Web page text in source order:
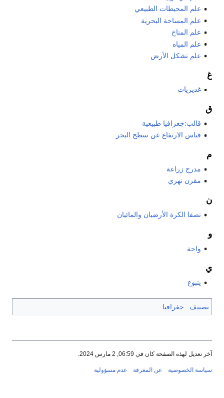
علم المحيطات الطبيعي
علم المساحة البحرية
علم المناخ
علم المياه
علم تشكل الأرض
غ
غديريات
ق
قالب:جغرافيا طبيعية
قياس الارتفاع عن سطح البحر
م
مدرج زراعة
مقرن نهري
ن
نصفا الكرة الأرضيان والمائيان
و
واحة
ي
ينبوع
تصنيف: جغرافيا
آخر تعديل لهذه الصفحة كان في 06:59, 2 مارس 2024.
سياسة الخصوصية عن المعرفة عدم مسؤولية